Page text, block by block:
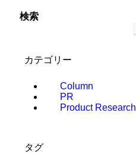
検索
カテゴリー
Column
PR
Product Research
タグ